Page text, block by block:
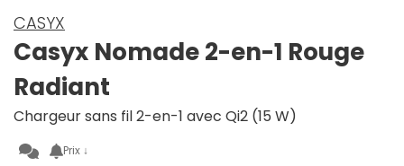
CASYX
Casyx Nomade 2-en-1 Rouge
Radiant
Chargeur sans fil 2-en-1 avec Qi2 (15 W)
Prix ↓